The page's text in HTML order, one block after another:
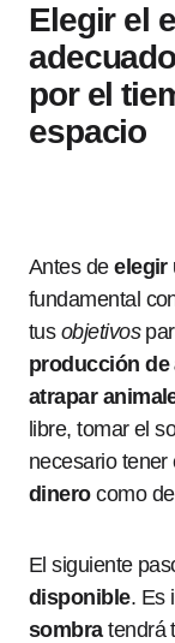
Elegir el
por el
espacio
Antes deelegir
fundamental
tus objetivos
producción de
atrapar
libre, tomar el
necesario tener
dinerocomo de
El siguiente
disponible. Es
sombratendrá